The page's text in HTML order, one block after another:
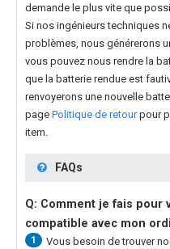
demande le plus vite que
Si nos ingénieurs techniques
problèmes, nous générerons
vous pouvez nous rendre la
que la batterie rendue est
renvoyerons une nouvelle
page Politique de retourpour
item.
FAQs
Q: Comment je fais
compatible avec mon
1
Vous besoin de trouver